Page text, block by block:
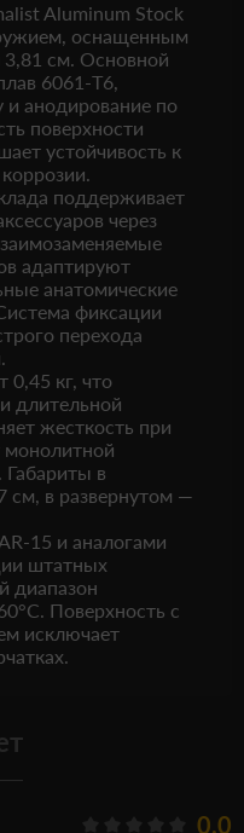
Aluminum Stock
оснащенным
см. Основной
6061-T6,
анодирование по
поверхности
устойчивость к
поддерживает
через
адаптируют
анатомические
фиксации
перехода
0,45 кг, что
длительной
жесткость при
монолитной
Габариты в
см, в развернутом —
15 и аналогами
штатных
диапазон
Поверхность с
исключает
0.0